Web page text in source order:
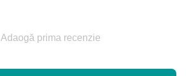
Adaogă prima recenzie